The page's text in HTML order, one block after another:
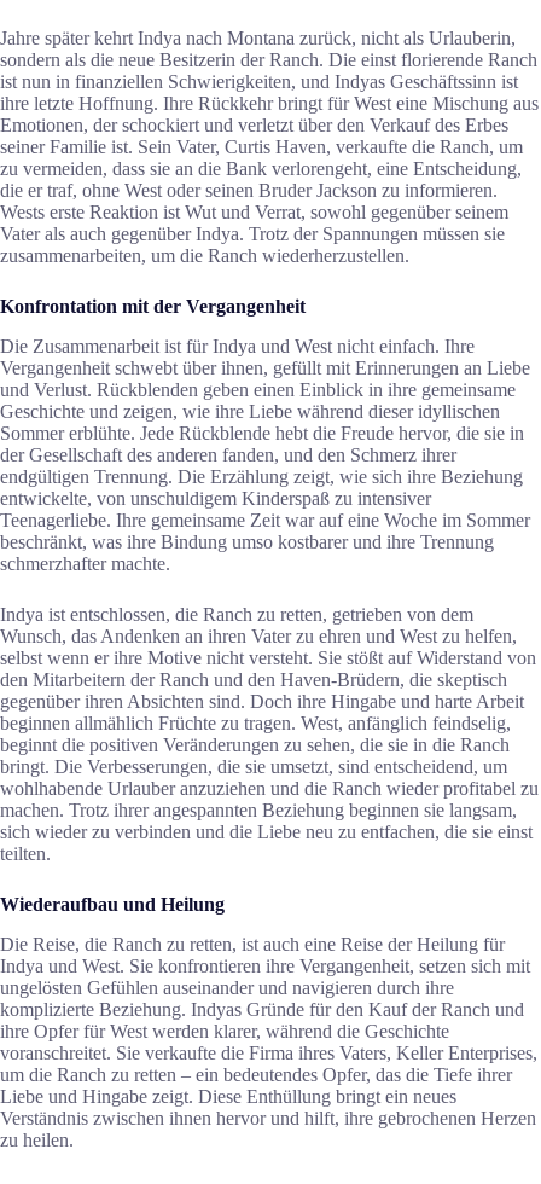
Jahre später kehrt Indya nach Montana zurück, nicht als Urlauberin,
sondern als die neue Besitzerin der Ranch. Die einst florierende Ranch
ist nun in finanziellen Schwierigkeiten, und Indyas Geschäftssinn ist
ihre letzte Hoffnung. Ihre Rückkehr bringt für West eine Mischung aus
Emotionen, der schockiert und verletzt über den Verkauf des Erbes
seiner Familie ist. Sein Vater, Curtis Haven, verkaufte die Ranch, um
zu vermeiden, dass sie an die Bank verlorengeht, eine Entscheidung,
die er traf, ohne West oder seinen Bruder Jackson zu informieren.
Wests erste Reaktion ist Wut und Verrat, sowohl gegenüber seinem
Vater als auch gegenüber Indya. Trotz der Spannungen müssen sie
zusammenarbeiten, um die Ranch wiederherzustellen.
Konfrontation mit der Vergangenheit
Die Zusammenarbeit ist für Indya und West nicht einfach. Ihre
Vergangenheit schwebt über ihnen, gefüllt mit Erinnerungen an Liebe
und Verlust. Rückblenden geben einen Einblick in ihre gemeinsame
Geschichte und zeigen, wie ihre Liebe während dieser idyllischen
Sommer erblühte. Jede Rückblende hebt die Freude hervor, die sie in
der Gesellschaft des anderen fanden, und den Schmerz ihrer
endgültigen Trennung. Die Erzählung zeigt, wie sich ihre Beziehung
entwickelte, von unschuldigem Kinderspaß zu intensiver
Teenagerliebe. Ihre gemeinsame Zeit war auf eine Woche im Sommer
beschränkt, was ihre Bindung umso kostbarer und ihre Trennung
schmerzhafter machte.
Indya ist entschlossen, die Ranch zu retten, getrieben von dem
Wunsch, das Andenken an ihren Vater zu ehren und West zu helfen,
selbst wenn er ihre Motive nicht versteht. Sie stößt auf Widerstand von
den Mitarbeitern der Ranch und den Haven-Brüdern, die skeptisch
gegenüber ihren Absichten sind. Doch ihre Hingabe und harte Arbeit
beginnen allmählich Früchte zu tragen. West, anfänglich feindselig,
beginnt die positiven Veränderungen zu sehen, die sie in die Ranch
bringt. Die Verbesserungen, die sie umsetzt, sind entscheidend, um
wohlhabende Urlauber anzuziehen und die Ranch wieder profitabel zu
machen. Trotz ihrer angespannten Beziehung beginnen sie langsam,
sich wieder zu verbinden und die Liebe neu zu entfachen, die sie einst
teilten.
Wiederaufbau und Heilung
Die Reise, die Ranch zu retten, ist auch eine Reise der Heilung für
Indya und West. Sie konfrontieren ihre Vergangenheit, setzen sich mit
ungelösten Gefühlen auseinander und navigieren durch ihre
komplizierte Beziehung. Indyas Gründe für den Kauf der Ranch und
ihre Opfer für West werden klarer, während die Geschichte
voranschreitet. Sie verkaufte die Firma ihres Vaters, Keller Enterprises,
um die Ranch zu retten – ein bedeutendes Opfer, das die Tiefe ihrer
Liebe und Hingabe zeigt. Diese Enthüllung bringt ein neues
Verständnis zwischen ihnen hervor und hilft, ihre gebrochenen Herzen
zu heilen.